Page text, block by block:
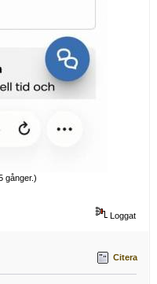
gånger.)
Loggat
Citera